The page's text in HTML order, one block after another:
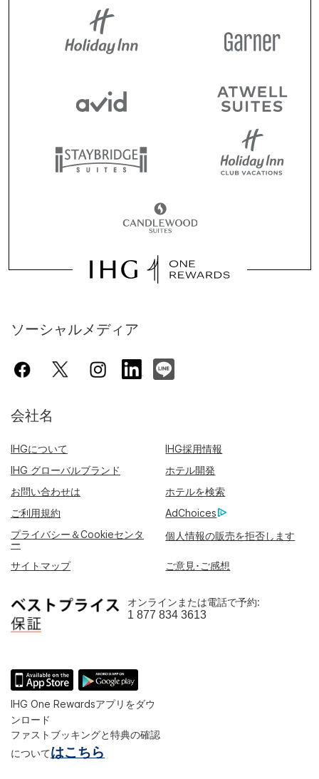
ソーシャルメディア
会社名
IHGについて
IHG採用情報
IHG グローバルブランド
ホテル開発
お問い合わせは
ホテルを検索
ご利用規約
AdChoices
プライバシー＆Cookieセンタ
ー
個人情報の販売を拒否します
サイトマップ ご意見･ご感想
オンラインまたは電話で予約:
1 877 834 3613
IHG One Rewardsアプリをダウ
ンロード
ファストブッキングと特典の確認
についてはこちら